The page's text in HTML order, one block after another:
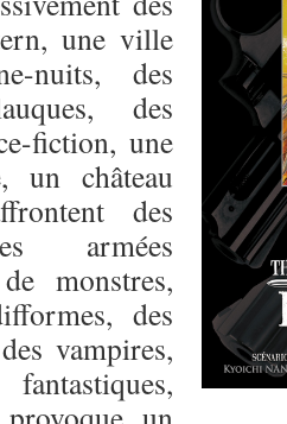
une ville
nuits, des
des
fiction, une
un château
des
armées
monstres,
des
vampires,